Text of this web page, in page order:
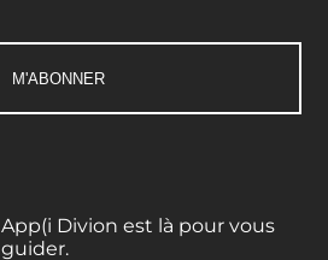
App(i Divion est là pour vous
guider.